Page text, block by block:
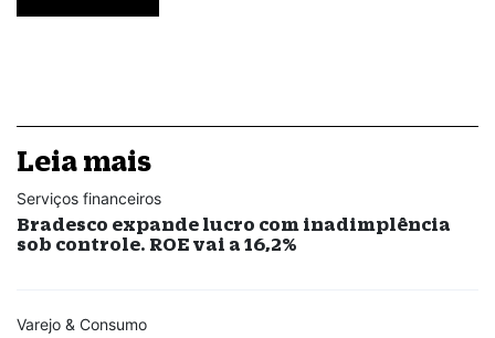
Leia mais
Serviços financeiros
Bradesco expande lucro com inadimplência
sob controle. ROE vai a 16,2%
Varejo & Consumo